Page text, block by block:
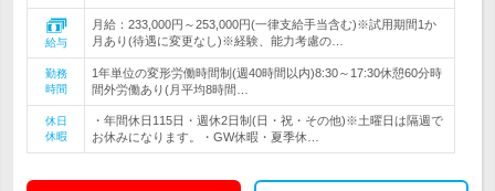
給与
月給：233,000円～253,000円(一律支給手当含む)※試用期間1か
月あり(待遇に変更なし)※経験、能力考慮の…
勤務
時間
1年単位の変形労働時間制(週40時間以内)8:30～17:30休憩60分時
間外労働あり(月平均8時間…
休日
休暇
・年間休日115日・週休2日制(日・祝・その他)※土曜日は隔週で
お休みになります。・GW休暇・夏季休…